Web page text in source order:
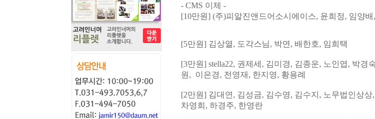
- CMS 이체 -
[10만원] (주)피알진앤드어소시에이스, 윤희정, 임양배
[5만원] 김상열, 도각스님, 박연, 배한호, 임희택
[3만원] stella22, 권제세 , 김미경, 김종운, 노인엽, 박경
원 , 이은경, 전영재, 한지영, 황용례
[2만원] 김대연 , 김성금, 김수영, 김수지, 노무법인상상
차영희 , 하경주, 한영란